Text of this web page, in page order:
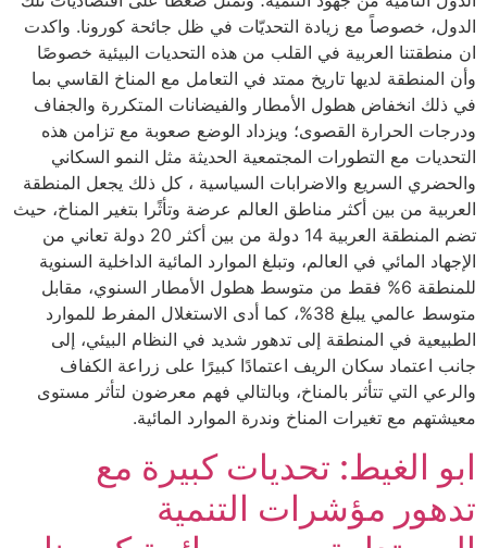
الدول، خصوصاً مع زيادة التحديّات في ظل جائحة كورونا. واكدت
ان منطقتنا العربية في القلب من هذه التحديات البيئية خصوصًا
وأن المنطقة لديها تاريخ ممتد في التعامل مع المناخ القاسي بما
في ذلك انخفاض هطول الأمطار والفيضانات المتكررة والجفاف
ودرجات الحرارة القصوى؛ ويزداد الوضع صعوبة مع تزامن هذه
التحديات مع التطورات المجتمعية الحديثة مثل النمو السكاني
والحضري السريع والاضرابات السياسية ، كل ذلك يجعل المنطقة
العربية من بين أكثر مناطق العالم عرضة وتأثًرا بتغير المناخ، حيث
تضم المنطقة العربية 14 دولة من بين أكثر 20 دولة تعاني من
الإجهاد المائي في العالم، وتبلغ الموارد المائية الداخلية السنوية
للمنطقة 6% فقط من متوسط هطول الأمطار السنوي، مقابل
متوسط عالمي يبلغ 38%، كما أدى الاستغلال المفرط للموارد
الطبيعية في المنطقة إلى تدهور شديد في النظام البيئي، إلى
جانب اعتماد سكان الريف اعتمادًا كبيرًا على زراعة الكفاف
والرعي التي تتأثر بالمناخ، وبالتالي فهم معرضون لتأثر مستوى
معيشتهم مع تغيرات المناخ وندرة الموارد المائية.
ابو الغيط: تحديات كبيرة مع
تدهور مؤشرات التنمية